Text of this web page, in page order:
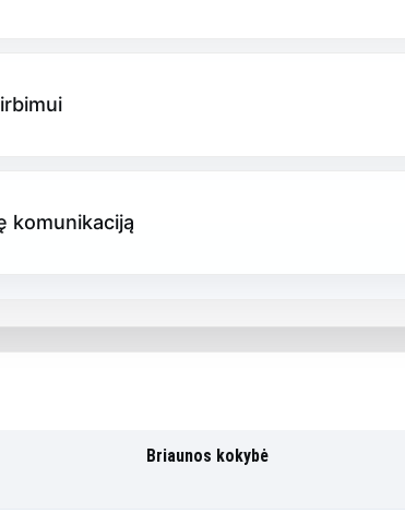
komunikaciją
Briaunos kokybė